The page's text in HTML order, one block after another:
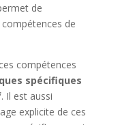
de
de
compétences
spécifiques
. Il est aussi
explicite de ces